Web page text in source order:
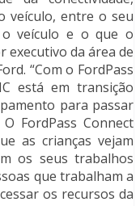
veículo, entre o seu
veículo e o que o
executivo da área de
“Com o FordPass
está em transição
para passar
FordPass Connect
as crianças vejam
os seus trabalhos
que trabalham a
os recursos da